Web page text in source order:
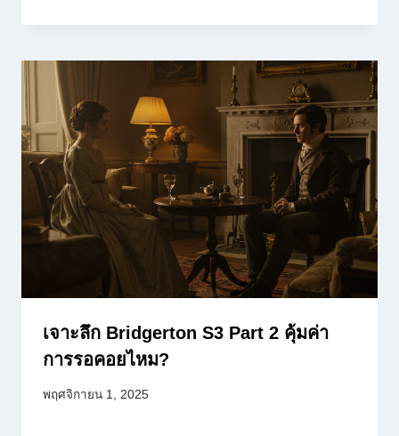
เจาะลึก Bridgerton S3 Part 2 คุ้มค่า
การรอคอยไหม?
พฤศจิกายน 1, 2025